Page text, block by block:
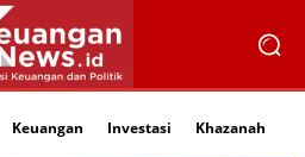
Keuangan Investasi Khazanah